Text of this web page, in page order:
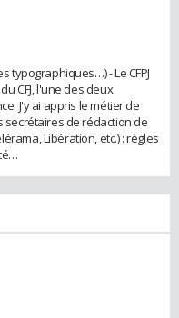
typographiques…) - Le CFPJ
CFJ, l'une des deux
J'y ai appris le métier de
de rédaction de
Libération, etc.) : règles